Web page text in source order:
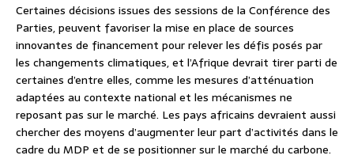
Certaines décisions issues des sessions de la Conférence des
Parties, peuvent favoriser la mise en place de sources
innovantes de financement pour relever les défis posés par
les changements climatiques, et l’Afrique devrait tirer parti de
certaines d’entre elles, comme les mesures d’atténuation
adaptées au contexte national et les mécanismes ne
reposant pas sur le marché. Les pays africains devraient aussi
chercher des moyens d’augmenter leur part d’activités dans le
cadre du MDP et de se positionner sur le marché du carbone.